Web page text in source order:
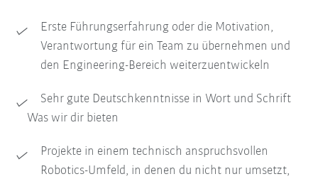
Erste Führungserfahrung oder die Motivation,
Verantwortung für ein Team zu übernehmen und
den Engineering-Bereich weiterzuentwickeln
Sehr gute Deutschkenntnisse in Wort und Schrift
Was wir dir bieten
Projekte in einem technisch anspruchsvollen
Robotics-Umfeld, in denen du nicht nur umsetzt,